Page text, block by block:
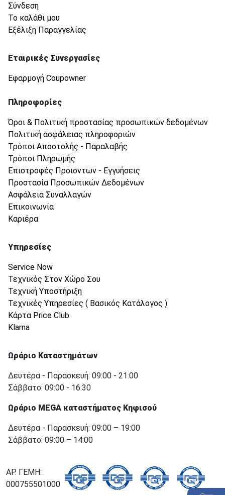
Σύνδεση
Το καλάθι μου
Εξέλιξη Παραγγελίας
Εταιρικές Συνεργασίες
Εφαρμογή Coupowner
Πληροφορίες
Όροι & Πολιτική προστασίας προσωπικών δεδομένων
Πολιτική ασφάλειας πληροφοριών
Τρόποι Αποστολής - Παραλαβής
Τρόποι Πληρωμής
Επιστροφές Προιοντων - Εγγυήσεις
Προστασία Προσωπικών Δεδομένων
Ασφάλεια Συναλλαγών
Επικοινωνία
Καριέρα
Υπηρεσίες
Service Now
Τεχνικός Στον Χώρο Σου
Τεχνική Υποστήριξη
Τεχνικές Υπηρεσίες ( Βασικός Κατάλογος )
Κάρτα Price Club
Klarna
Ωράριο Καταστημάτων
Δευτέρα - Παρασκευή: 09:00 - 21:00
Σάββατο: 09:00 - 16:30
Ωράριο MEGA καταστήματος Κηφισού
Δευτέρα - Παρασκευή: 09:00 – 19:00
Σάββατο: 09:00 – 14:00
ΑΡ. ΓΕΜΗ:
000755501000